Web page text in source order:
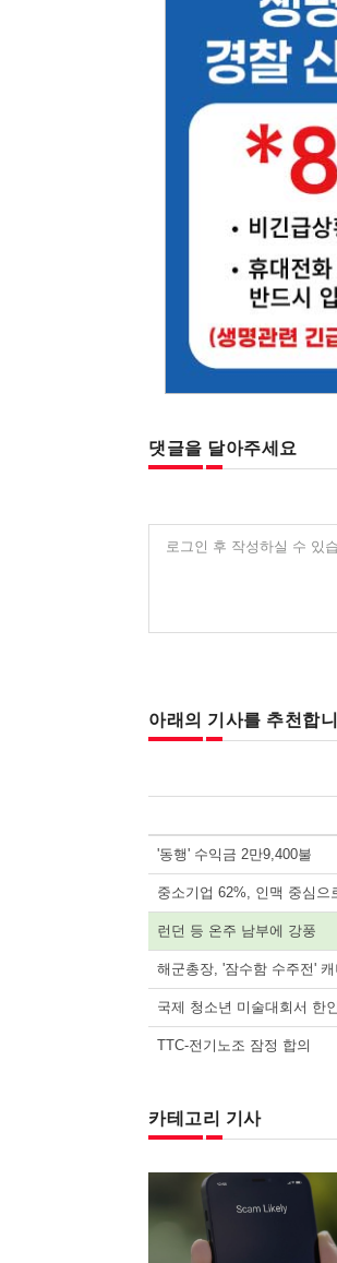
댓글을 달아주세요
로그인 후 작성하실 수 있
아래의 기사를 추천합
'동행' 수익금 2만9,400불
중소기업 62%, 인맥 중심으
런던 등 온주 남부에 강풍
해군총장, '잠수함 수주전'
국제 청소년 미술대회서 한
TTC-전기노조 잠정 합의
카테고리 기사